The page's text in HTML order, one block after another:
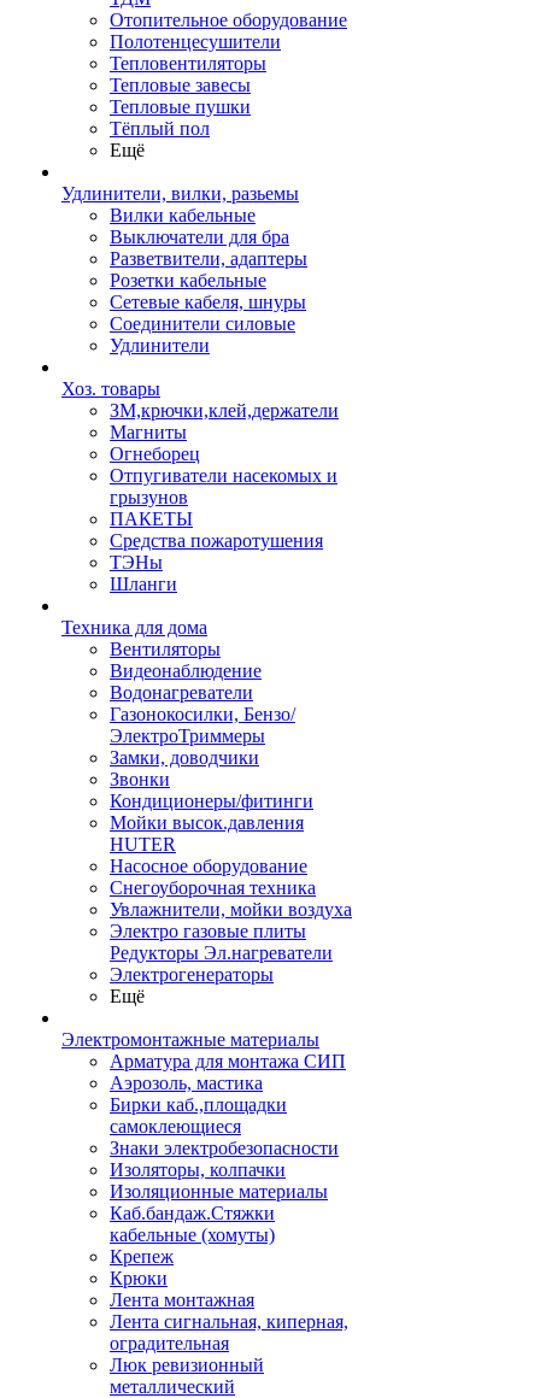
Отопительное оборудование
Полотенцесушители
Тепловентиляторы
Тепловые завесы
Тепловые пушки
Тёплый пол
Ещё
Удлинители, вилки, разьемы
Вилки кабельные
Выключатели для бра
Разветвители, адаптеры
Розетки кабельные
Сетевые кабеля, шнуры
Соединители силовые
Удлинители
Хоз. товары
ЗМ,крючки,клей,держатели
Магниты
Огнеборец
Отпугиватели насекомых и
грызунов
ПАКЕТЫ
Средства пожаротушения
ТЭНы
Шланги
Техника для дома
Вентиляторы
Видеонаблюдение
Водонагреватели
Газонокосилки, Бензо/
ЭлектроТриммеры
Замки, доводчики
Звонки
Кондиционеры/фитинги
Мойки высок.давления
HUTER
Насосное оборудование
Снегоуборочная техника
Увлажнители, мойки воздуха
Электро газовые плиты
Редукторы Эл.нагреватели
Электрогенераторы
Ещё
Электромонтажные материалы
Арматура для монтажа СИП
Аэрозоль, мастика
Бирки каб.,площадки
самоклеющиеся
Знаки электробезопасности
Изоляторы, колпачки
Изоляционные материалы
Каб.бандаж.Стяжки
кабельные (хомуты)
Крепеж
Крюки
Лента монтажная
Лента сигнальная, киперная,
оградительная
Люк ревизионный
металлический